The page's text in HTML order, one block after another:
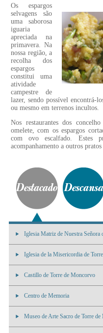
Os espargos
selvagens são
uma saborosa
iguaria
apreciada na
primavera. Na
nossa região, a
recolha dos
espargos
constitui uma
atividade
campestre de
lazer, sendo possível encontrá-
ou mesmo em terrenos incultos.
Nos restaurantes dos
omelete, com os espargos
com ovo escalfado. Estes
acompanhamento a outros
Iglesia Matriz de Nuestra Señora
Iglesia de la Misericordia de
Castillo de Torre de Moncorvo
Centro de Memoria
Museo de Arte Sacro de Torre